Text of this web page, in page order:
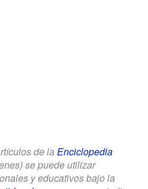
de la Enciclopedia
se puede utilizar
y educativos bajo la